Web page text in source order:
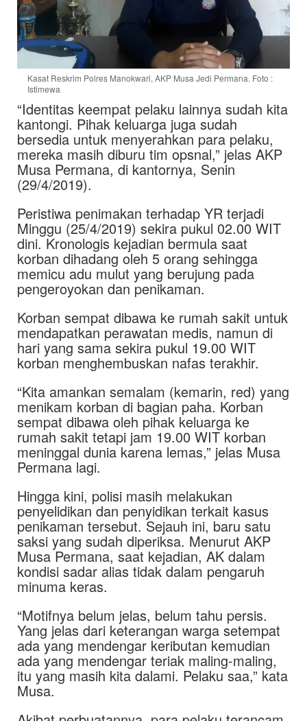
Kasat Reskrim Polres Manokwari, AKP Musa Jedi Permana. Foto :
Istimewa
“Identitas keempat pelaku lainnya sudah kita
kantongi. Pihak keluarga juga sudah
bersedia untuk menyerahkan para pelaku,
mereka masih diburu tim opsnal,” jelas AKP
Musa Permana, di kantornya, Senin
(29/4/2019).
Peristiwa penimakan terhadap YR terjadi
Minggu (25/4/2019) sekira pukul 02.00 WIT
dini. Kronologis kejadian bermula saat
korban dihadang oleh 5 orang sehingga
memicu adu mulut yang berujung pada
pengeroyokan dan penikaman.
Korban sempat dibawa ke rumah sakit untuk
mendapatkan perawatan medis, namun di
hari yang sama sekira pukul 19.00 WIT
korban menghembuskan nafas terakhir.
“Kita amankan semalam (kemarin, red) yang
menikam korban di bagian paha. Korban
sempat dibawa oleh pihak keluarga ke
rumah sakit tetapi jam 19.00 WIT korban
meninggal dunia karena lemas,” jelas Musa
Permana lagi.
Hingga kini, polisi masih melakukan
penyelidikan dan penyidikan terkait kasus
penikaman tersebut. Sejauh ini, baru satu
saksi yang sudah diperiksa. Menurut AKP
Musa Permana, saat kejadian, AK dalam
kondisi sadar alias tidak dalam pengaruh
minuma keras.
“Motifnya belum jelas, belum tahu persis.
Yang jelas dari keterangan warga setempat
ada yang mendengar keributan kemudian
ada yang mendengar teriak maling-maling,
itu yang masih kita dalami. Pelaku saa,” kata
Musa.